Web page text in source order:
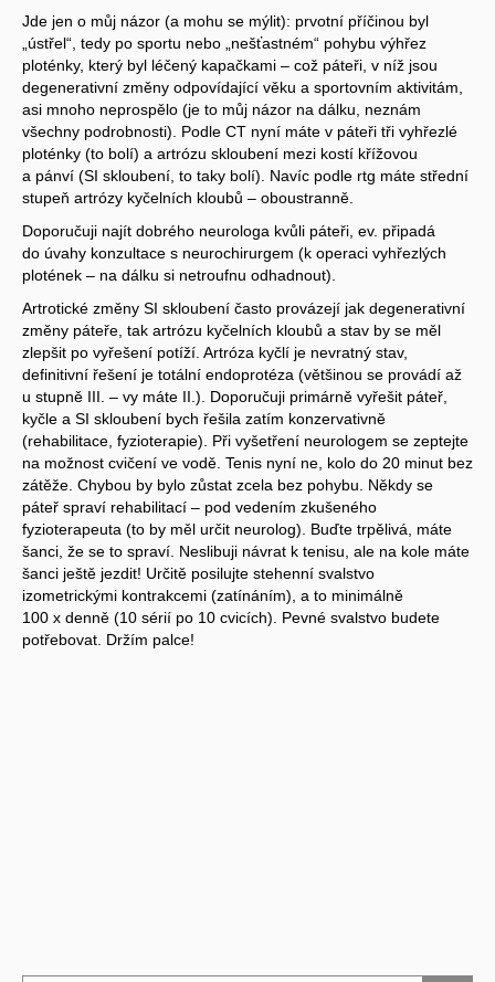
Jde jen o můj názor (a mohu se mýlit): prvotní příčinou byl
„ústřel“, tedy po sportu nebo „nešťastném“ pohybu výhřez
ploténky, který byl léčený kapačkami – což páteři, v níž jsou
degenerativní změny odpovídající věku a sportovním aktivitám,
asi mnoho neprospělo (je to můj názor na dálku, neznám
všechny podrobnosti). Podle CT nyní máte v páteři tři vyhřezlé
ploténky (to bolí) a artrózu skloubení mezi kostí křížovou
a pánví (SI skloubení, to taky bolí). Navíc podle rtg máte střední
stupeň artrózy kyčelních kloubů – oboustranně.
Doporučuji najít dobrého neurologa kvůli páteři, ev. připadá
do úvahy konzultace s neurochirurgem (k operaci vyhřezlých
plotének – na dálku si netroufnu odhadnout).
Artrotické změny SI skloubení často provázejí jak degenerativní
změny páteře, tak artrózu kyčelních kloubů a stav by se měl
zlepšit po vyřešení potíží. Artróza kyčlí je nevratný stav,
definitivní řešení je totální endoprotéza (většinou se provádí až
u stupně III. – vy máte II.). Doporučuji primárně vyřešit páteř,
kyčle a SI skloubení bych řešila zatím konzervativně
(rehabilitace, fyzioterapie). Při vyšetření neurologem se zeptejte
na možnost cvičení ve vodě. Tenis nyní ne, kolo do 20 minut bez
zátěže. Chybou by bylo zůstat zcela bez pohybu. Někdy se
páteř spraví rehabilitací – pod vedením zkušeného
fyzioterapeuta (to by měl určit neurolog). Buďte trpělivá, máte
šanci, že se to spraví. Neslibuji návrat k tenisu, ale na kole máte
šanci ještě jezdit! Určitě posilujte stehenní svalstvo
izometrickými kontrakcemi (zatínáním), a to minimálně
100 x denně (10 sérií po 10 cvicích). Pevné svalstvo budete
potřebovat. Držím palce!